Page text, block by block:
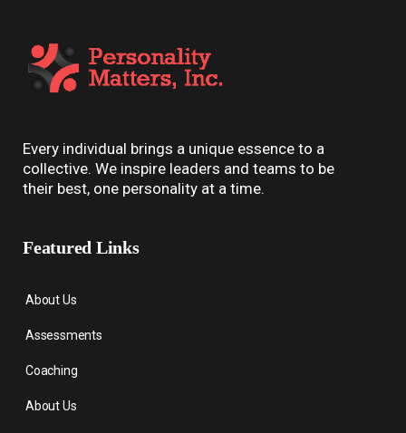
Every individual brings a unique essence to a
collective. We inspire leaders and teams to be
their best, one personality at a time.
Featured Links
About Us
Assessments
Coaching
About Us